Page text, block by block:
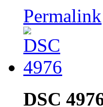
Permalink
DSC